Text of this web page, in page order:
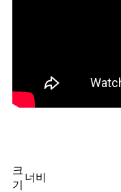
크
기
너비